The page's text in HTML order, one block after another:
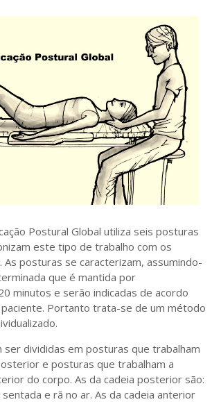
Postural Global utiliza seis posturas
este tipo de trabalho com os
As posturas se caracterizam, assumindo-
que é mantida por
minutos e serão indicadas de acordo
Portanto trata-se de um método
divididas em posturas que trabalham
e posturas que trabalham a
do corpo. As da cadeia posterior são:
e rã no ar. As da cadeia anterior